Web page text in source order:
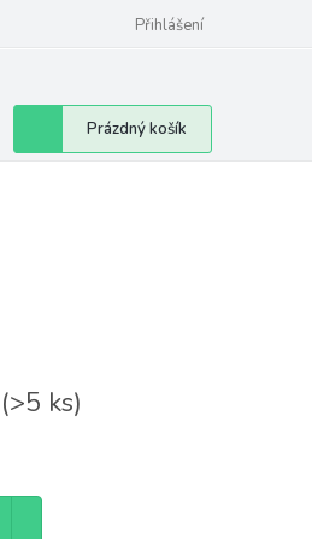
Přihlášení
Nákupní
košík
Prázdný košík
(>5 ks)